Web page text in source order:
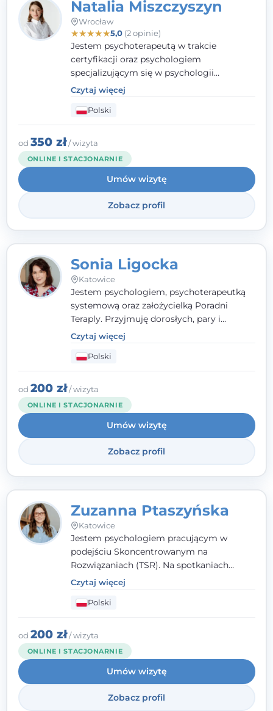
Natalia Miszczyszyn
Wrocław
★★★★★5,0(2 opinie)
Jestem psychoterapeutą w trakcie
certyfikacji oraz psychologiem
specjalizującym się w psychologii
klinicznej. Ukończyłam również studia
podyplomowe z Praktycznej Diagnozy
Psychologicznej. Aktywnie uczestniczę w
działalności Polskiego Towarzystwa
Psychiatrycznego oraz Polskiego
Towarzystwa Psychologicznego, a także
jestem członkiem nadzwyczajnym
Wielkopolskiego Towarzystwa Terapii
Systemowej.
Czytaj więcej
Polski
od 350 zł/ wizyta
ONLINE I STACJONARNIE
Umów wizytę
Zobacz profil
Sonia Ligocka
Katowice
Jestem psychologiem, psychoterapeutką
systemową oraz założycielką Poradni
Teraply. Przyjmuję dorosłych, pary i
rodziny, dobierając metody do
indywidualnych zasobów pacjenta. Wierzę
w drzemiące w Tobie zasoby, które
pozwolą Ci wyjść z kryzysu - a jeśli jeszcze
ich nie widzisz, pomogę Ci je odsłonić.
Czytaj więcej
Polski
od 200 zł/ wizyta
ONLINE I STACJONARNIE
Umów wizytę
Zobacz profil
Zuzanna Ptaszyńska
Katowice
Jestem psychologiem pracującym w
podejściu Skoncentrowanym na
Rozwiązaniach (TSR). Na spotkaniach
pracuję w sposób dopasowany do Ciebie -
nawet jeśli na starcie nie wiesz dokładnie,
czego potrzebujesz, odkrywamy to razem,
krok po kroku. Towarzyszę dorosłym oraz
młodzieży od 13. roku życia.
Czytaj więcej
Polski
od 200 zł/ wizyta
ONLINE I STACJONARNIE
Umów wizytę
Zobacz profil